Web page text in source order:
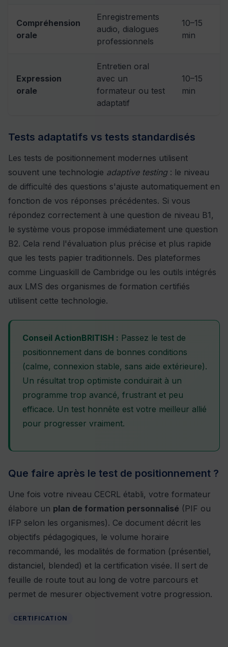
Compréhension
orale
Enregistrements
audio, dialogues
professionnels
10–15
min
Expression
orale
Entretien oral
avec un
formateur ou test
adaptatif
10–15
min
Tests adaptatifs vs tests standardisés
Les tests de positionnement modernes utilisent
souvent une technologie adaptive testing: le niveau
de difficulté des questions s'ajuste automatiquement en
fonction de vos réponses précédentes. Si vous
répondez correctement à une question de niveau B1,
le système vous propose immédiatement une question
B2. Cela rend l'évaluation plus précise et plus rapide
que les tests papier traditionnels. Des plateformes
comme Linguaskill de Cambridge ou les outils intégrés
aux LMS des organismes de formation certifiés
utilisent cette technologie.
Conseil ActionBRITISH : Passez le test de
positionnement dans de bonnes conditions
(calme, connexion stable, sans aide extérieure).
Un résultat trop optimiste conduirait à un
programme trop avancé, frustrant et peu
efficace. Un test honnête est votre meilleur allié
pour progresser vraiment.
Que faire après le test de positionnement ?
Une fois votre niveau CECRL établi, votre formateur
élabore un plan de formation personnalisé (PIF ou
IFP selon les organismes). Ce document décrit les
objectifs pédagogiques, le volume horaire
recommandé, les modalités de formation (présentiel,
distanciel, blended) et la certification visée. Il sert de
feuille de route tout au long de votre parcours et
permet de mesurer objectivement votre progression.
CERTIFICATION